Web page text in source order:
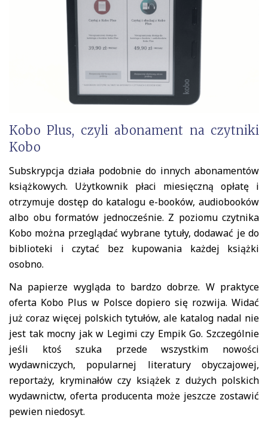
Kobo Plus, czyli abonament na czytniki
Kobo
Subskrypcja działa podobnie do innych abonamentów
książkowych. Użytkownik płaci miesięczną opłatę i
otrzymuje dostęp do katalogu e-booków, audiobooków
albo obu formatów jednocześnie. Z poziomu czytnika
Kobo można przeglądać wybrane tytuły, dodawać je do
biblioteki i czytać bez kupowania każdej książki
osobno.
Na papierze wygląda to bardzo dobrze. W praktyce
oferta Kobo Plus w Polsce dopiero się rozwija. Widać
już coraz więcej polskich tytułów, ale katalog nadal nie
jest tak mocny jak w Legimi czy Empik Go. Szczególnie
jeśli ktoś szuka przede wszystkim nowości
wydawniczych, popularnej literatury obyczajowej,
reportaży, kryminałów czy książek z dużych polskich
wydawnictw, oferta producenta może jeszcze zostawić
pewien niedosyt.